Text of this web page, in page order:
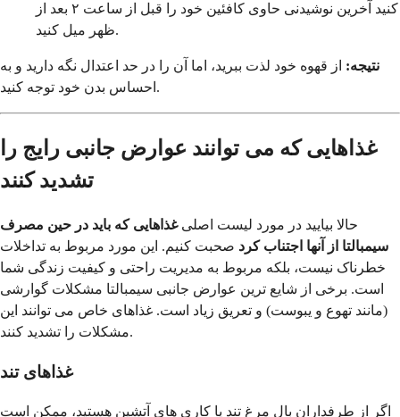
کنید آخرین نوشیدنی حاوی کافئین خود را قبل از ساعت ۲ بعد از
ظهر میل کنید.
نتیجه: از قهوه خود لذت ببرید، اما آن را در حد اعتدال نگه دارید و به
احساس بدن خود توجه کنید.
غذاهایی که می توانند عوارض جانبی رایج را
تشدید کنند
حالا بیایید در مورد لیست اصلیغذاهایی که باید در حین مصرف
سیمبالتا از آنها اجتناب کرد صحبت کنیم. این مورد مربوط به تداخلات
خطرناک نیست، بلکه مربوط به مدیریت راحتی و کیفیت زندگی شما
است. برخی از شایع ترین عوارض جانبی سیمبالتا مشکلات گوارشی
(مانند تهوع و یبوست) و تعریق زیاد است. غذاهای خاص می توانند این
مشکلات را تشدید کنند.
غذاهای تند
اگر از طرفداران بال مرغ تند یا کاری های آتشین هستید، ممکن است